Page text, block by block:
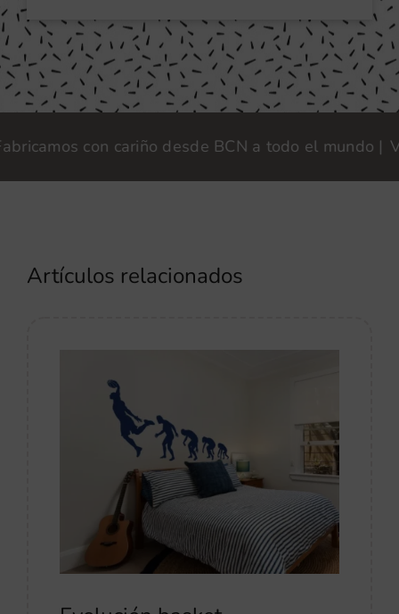
con cariño desde BCN a todo el mundo |
Artículos relacionados